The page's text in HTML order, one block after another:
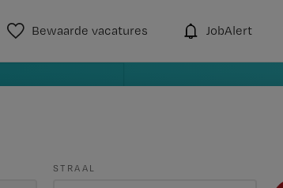
Bewaarde vacatures JobAlert
STRAAL